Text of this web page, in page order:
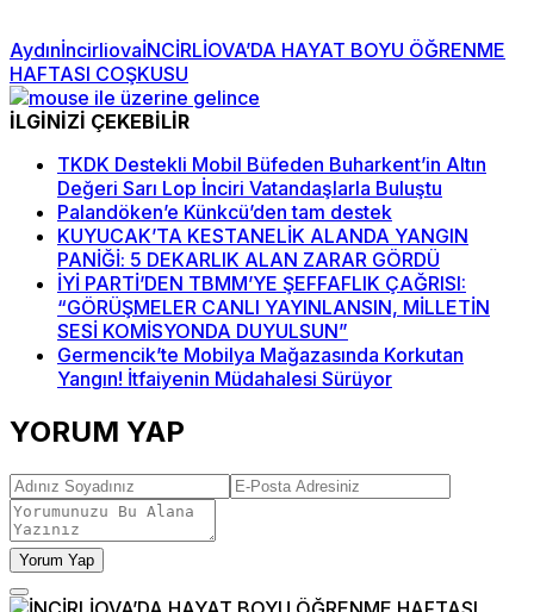
AydınİncirliovaİNCİRLİOVA’DA HAYAT BOYU ÖĞRENME
HAFTASI COŞKUSU
İLGİNİZİ ÇEKEBİLİR
TKDK Destekli Mobil Büfeden Buharkent’in Altın
Değeri Sarı Lop İnciri Vatandaşlarla Buluştu
Palandöken’e Künkcü’den tam destek
KUYUCAK’TA KESTANELİK ALANDA YANGIN
PANİĞİ: 5 DEKARLIK ALAN ZARAR GÖRDÜ
İYİ PARTİ’DEN TBMM’YE ŞEFFAFLIK ÇAĞRISI:
“GÖRÜŞMELER CANLI YAYINLANSIN, MİLLETİN
SESİ KOMİSYONDA DUYULSUN”
Germencik’te Mobilya Mağazasında Korkutan
Yangın! İtfaiyenin Müdahalesi Sürüyor
YORUM YAP
Yorum Yap